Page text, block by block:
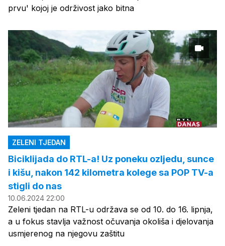
prvu' kojoj je održivost jako bitna
ZELENI TJEDAN
Biciklijada do RTL-a! Uz poneku ozljedu, sunce
i kišu, nakon 142 kilometra kolege sa POP TV-a
stigli do nas
10.06.2024 22:00
Zeleni tjedan na RTL-u održava se od 10. do 16. lipnja,
a u fokus stavlja važnost očuvanja okoliša i djelovanja
usmjerenog na njegovu zaštitu